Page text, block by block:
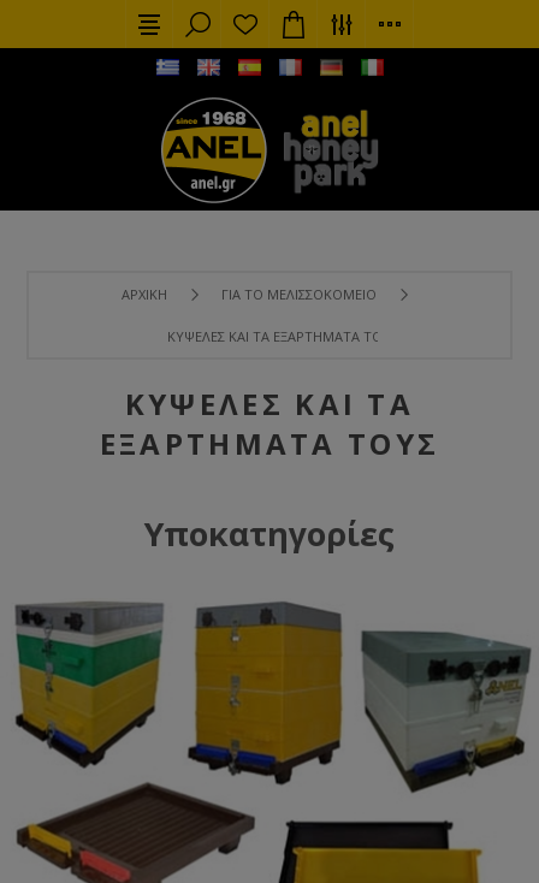
ΑΡΧΙΚΉ ΓΙΑ ΤΟ ΜΕΛΙΣΣΟΚΟΜΕΊΟ
ΚΥΨΈΛΕΣ ΚΑΙ ΤΑ ΕΞΑΡΤΉΜΑΤΑ ΤΟΥΣ
ΚΥΨΈΛΕΣ ΚΑΙ ΤΑ
ΕΞΑΡΤΉΜΑΤΑ ΤΟΥΣ
Υποκατηγορίες